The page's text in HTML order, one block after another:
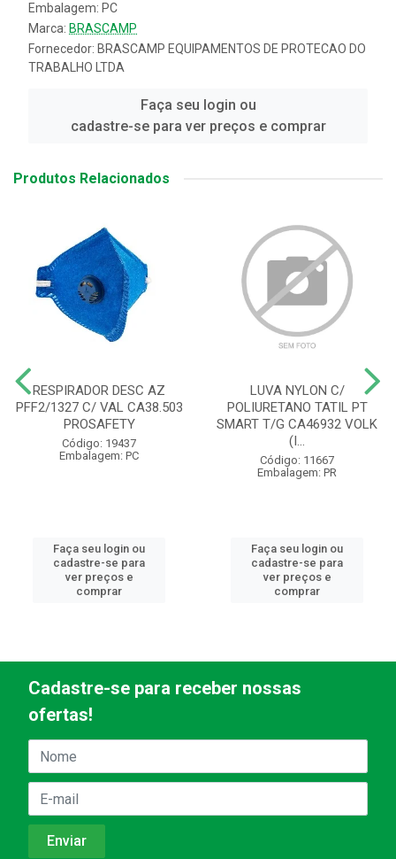
Embalagem: PC
Marca: BRASCAMP
Fornecedor: BRASCAMP EQUIPAMENTOS DE PROTECAO DO
TRABALHO LTDA
Faça seu login ou
cadastre-se para ver preços e comprar
Produtos Relacionados
RESPIRADOR DESC AZ
PFF2/1327 C/ VAL CA38.503
PROSAFETY
Código: 19437
Embalagem: PC
Faça seu login ou
cadastre-se para
ver preços e
comprar
LUVA NYLON C/
POLIURETANO TATIL PT
SMART T/G CA46932 VOLK
(I...
Código: 11667
Embalagem: PR
Faça seu login ou
cadastre-se para
ver preços e
comprar
Cadastre-se para receber nossas
ofertas!